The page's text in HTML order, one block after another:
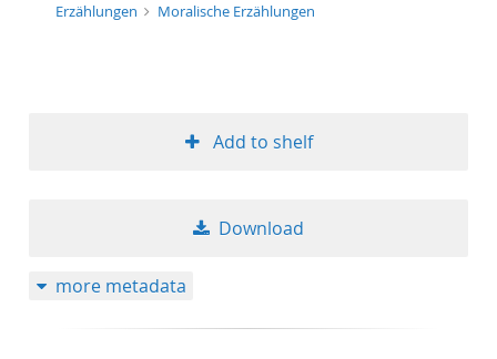
Erzählungen
Moralische Erzählungen
Add to shelf
Download
more metadata